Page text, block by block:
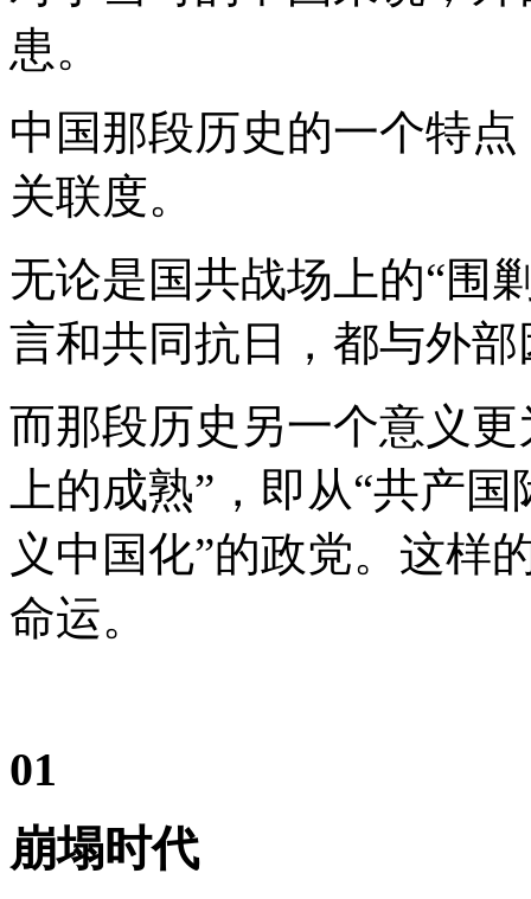
患。
中国那段历史的一个特
关联度。
无论是国共战场上的“围
言和共同抗日，都与外
而那段历史另一个意义
上的成熟”，即从“共产
义中国化”的政党。这样
命运。
01
崩塌时代